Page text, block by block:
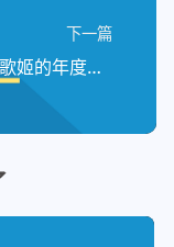
下一篇
黄龄花＆色FLAC无损专辑：转音歌姬的年度女歌手之作